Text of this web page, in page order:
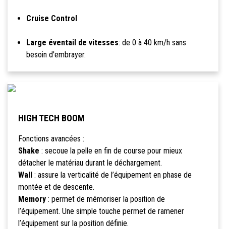
Cruise Control
Large éventail de vitesses: de 0 à 40 km/h sans
besoin d'embrayer.
HIGH TECH BOOM
Fonctions avancées :
Shake : secoue la pelle en fin de course pour mieux
détacher le matériau durant le déchargement.
Wall
: assure la verticalité de l’équipement en phase de
montée et de descente.
Memory: permet de mémoriser la position de
l’équipement. Une simple touche permet de ramener
l’équipement sur la position définie.